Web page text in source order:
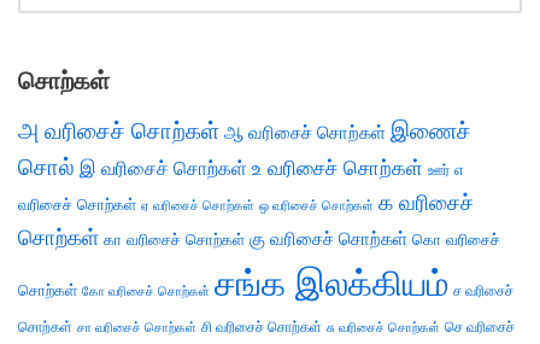
சொற்கள்
அ வரிசைச் சொற்கள் ஆ வரிசைச் சொற்கள் இணைச்
சொல் இ வரிசைச் சொற்கள் உ வரிசைச் சொற்கள் ஊர் எ
வரிசைச் சொற்கள் ஏ வரிசைச் சொற்கள் ஒ வரிசைச் சொற்கள் க வரிசைச்
சொற்கள் கா வரிசைச் சொற்கள் கு வரிசைச் சொற்கள் கொ வரிசைச்
சொற்கள் கோ வரிசைச் சொற்கள் சங்க இலக்கியம் ச வரிசைச்
சொற்கள் சா வரிசைச் சொற்கள் சி வரிசைச் சொற்கள் சு வரிசைச் சொற்கள் செ வரிசைச்